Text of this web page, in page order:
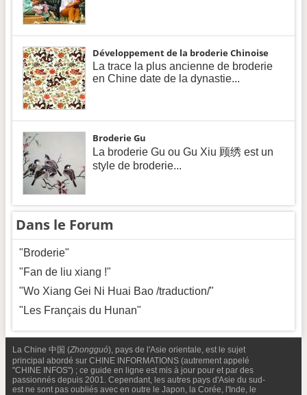
Développement de la broderie Chinoise
La trace la plus ancienne de broderie
en Chine date de la dynastie...
Broderie Gu
La broderie Gu ou Gu Xiu 顾绣 est un
style de broderie...
Dans le Forum
"Broderie"
"Fan de liu xiang !"
"Wo Xiang Gei Ni Huai Bao /traduction/"
"Les Français du Hunan"
La Chine 中国 (Zhongguó), pays de l'Asie orientale, est le sujet
principal abordé sur CHINE INFORMATIONS (autrement appelé
"CHINE INFOS") ; ce guide en ligne est mis à jour pour et par des
passionnés depuis 2001. Cependant, les autres pays d'Asie du sud-
est ne sont pas oubliés avec en outre le Japon, la Corée, l'Inde, le